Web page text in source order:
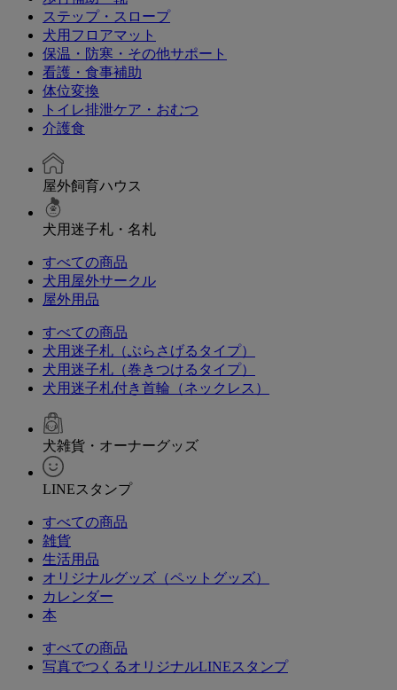
ステップ・スロープ
犬用フロアマット
保温・防寒・その他サポート
看護・食事補助
体位変換
トイレ排泄ケア・おむつ
介護食
屋外飼育ハウス
犬用迷子札・名札
すべての商品
犬用屋外サークル
屋外用品
すべての商品
犬用迷子札（ぶらさげるタイプ）
犬用迷子札（巻きつけるタイプ）
犬用迷子札付き首輪（ネックレス）
犬雑貨・オーナーグッズ
LINEスタンプ
すべての商品
雑貨
生活用品
オリジナルグッズ（ペットグッズ）
カレンダー
本
すべての商品
写真でつくるオリジナルLINEスタンプ